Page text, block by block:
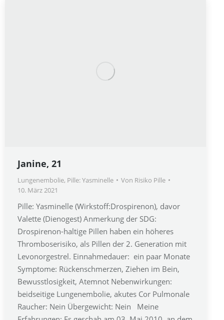
Janine, 21
Lungenembolie, Pille: Yasminelle Von Risiko Pille
10. März 2021
Pille: Yasminelle (Wirkstoff:Drospirenon), davor
Valette (Dienogest) Anmerkung der SDG:
Drospirenon-haltige Pillen haben ein höheres
Thromboserisiko, als Pillen der 2. Generation mit
Levonorgestrel. Einnahmedauer: ein paar Monate
Symptome: Rückenschmerzen, Ziehen im Bein,
Bewusstlosigkeit, Atemnot Nebenwirkungen:
beidseitige Lungenembolie, akutes Cor Pulmonale
Raucher: Nein Übergewicht: Nein Meine